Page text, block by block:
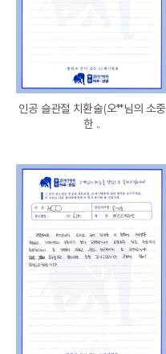
인공 슬관절 치환술(오**님의 소중
한 ..